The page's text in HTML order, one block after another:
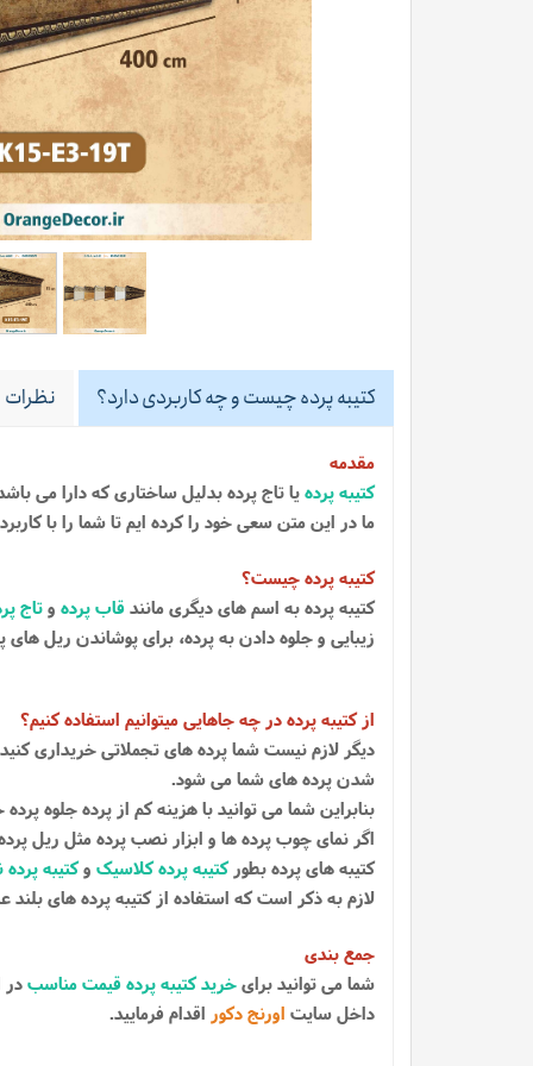
کتیبه پرده چیست و چه کاربردی دارد؟ نظرات
مقدمه
کتیبه پردهیا تاج پرده بدلیل ساختاری که دارا می
ما در این متن سعی خود را کرده ایم تا شما را با
کتیبه پرده چیست؟
کتیبه پرده به اسم های دیگری مانندقاب پرده وتاج
زیبایی و جلوه دادن به پرده، برای پوشاندن ریل های
از کتیبه پرده در چه جاهایی میتوانیم استفاده کنیم؟
دیگر لازم نیست شما پرده های تجملاتی خریداری
شدن پرده های شما می شود.
بنابراین شما می توانید با هزینه کم از پرده جلوه
اگر نمای چوب پرده ها و ابزار نصب پرده مثل ریل
کتیبه های پرده بطورکتیبه پرده کلاسیک وکتیبه
لازم به ذکر است که استفاده از کتیبه پرده های
جمع بندی
شما می توانید برایخرید کتیبه پرده قیمت مناسب
داخل سایت اورنج دکور اقدام فرمایید.